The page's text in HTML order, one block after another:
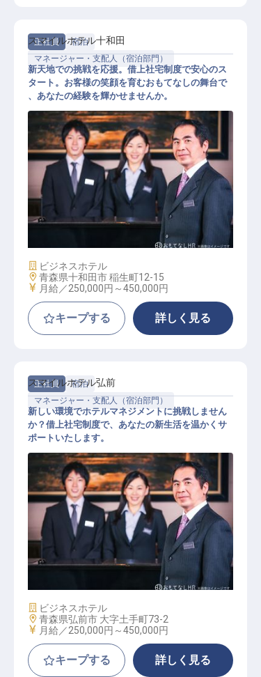
正社員
宿泊
マネージャー・支配人（宿泊部門）
ホテル副支配人・マネージャー候補
スマイルホテル十和田
新天地での挑戦を応援。借上社宅制度で安心のス
タート。お客様の笑顔を育むおもてなしの舞台で
、あなたの経験を輝かせませんか。
施設業態
ビジネスホテル
勤務地
青森県十和田市 稲生町12-15
給与
月給／250,000円～450,000円
キープする 詳しく見る
正社員
宿泊
マネージャー・支配人（宿泊部門）
ホテル副支配人・マネージャー候補
スマイルホテル弘前
新しい環境でホテルマネジメントに挑戦しません
か？借上社宅制度で、あなたの新生活を温かくサ
ポートいたします。
施設業態
ビジネスホテル
勤務地
青森県弘前市 大字土手町73-2
給与
月給／250,000円～450,000円
キープする 詳しく見る